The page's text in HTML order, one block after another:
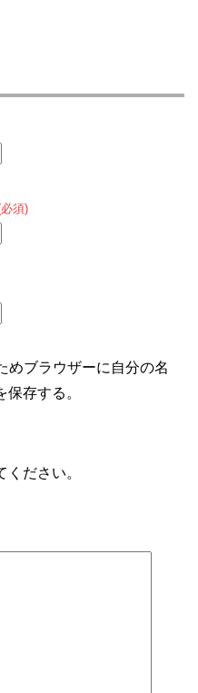
須)
めブラウザーに自分の名
存する。
ください。